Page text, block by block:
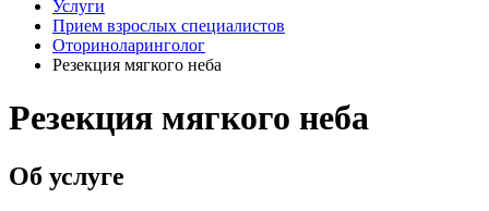
Услуги
Прием взрослых специалистов
Оториноларинголог
Резекция мягкого неба
Резекция мягкого неба
Об услуге